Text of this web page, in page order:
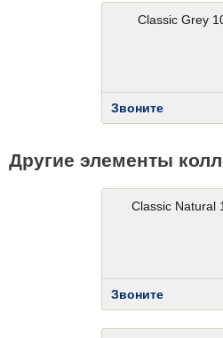
Classic Grey
Звоните
Другие элементы
Classic Natural
Звоните